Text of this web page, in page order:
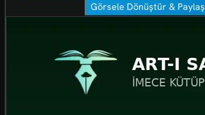
Görsele Dönüştür & Paylaş